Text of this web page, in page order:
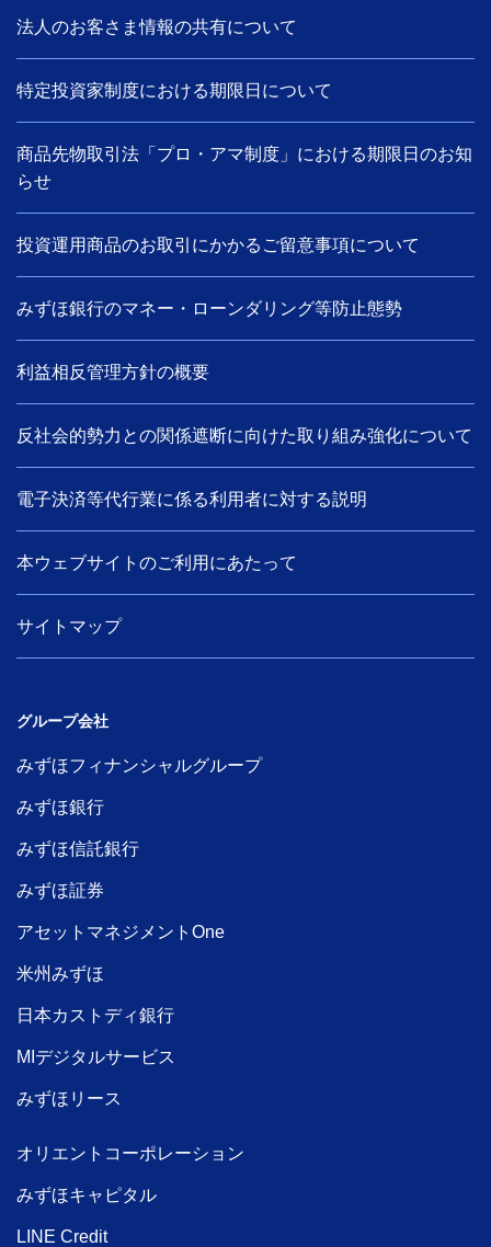
法人のお客さま情報の共有について
特定投資家制度における期限日について
商品先物取引法「プロ・アマ制度」における期限日のお知
らせ
投資運用商品のお取引にかかるご留意事項について
みずほ銀行のマネー・ローンダリング等防止態勢
利益相反管理方針の概要
反社会的勢力との関係遮断に向けた取り組み強化について
電子決済等代行業に係る利用者に対する説明
本ウェブサイトのご利用にあたって
サイトマップ
グループ会社
みずほフィナンシャルグループ
みずほ銀行
みずほ信託銀行
みずほ証券
アセットマネジメントOne
米州みずほ
日本カストディ銀行
MIデジタルサービス
みずほリース
オリエントコーポレーション
みずほキャピタル
LINE Credit